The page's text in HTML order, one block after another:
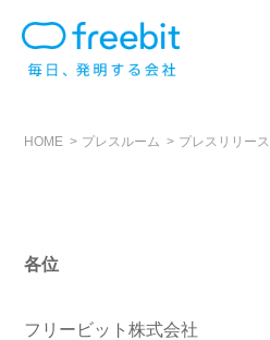
HOME プレスルーム プレスリリース
各位
フリービット株式会社